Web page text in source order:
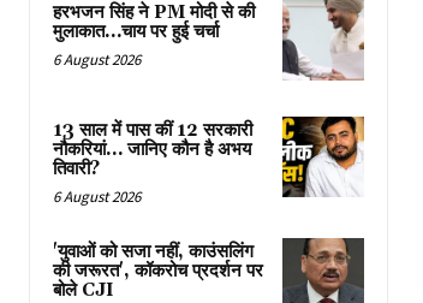
हरभजन सिंह ने PM मोदी से की
मुलाकात…चाय पर हुई चर्चा
6 August 2026
13 साल में पास कीं 12 सरकारी
नौकरियां… जान‍िए कौन है अभय
तिवारी?
6 August 2026
'युवाओं को सजा नहीं, काउंसलिंग
की जरूरत', कॉकरोच प्रदर्शन पर
बोले CJI